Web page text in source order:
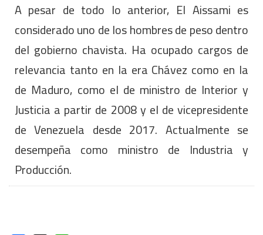
A pesar de todo lo anterior, El Aissami es
considerado uno de los hombres de peso dentro
del gobierno chavista. Ha ocupado cargos de
relevancia tanto en la era Chávez como en la
de Maduro, como el de ministro de Interior y
Justicia a partir de 2008 y el de vicepresidente
de Venezuela desde 2017. Actualmente se
desempeña como ministro de Industria y
Producción.